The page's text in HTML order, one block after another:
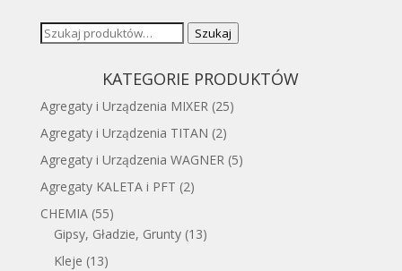
Szukaj: Szukaj
KATEGORIE PRODUKTÓW
Agregaty i Urządzenia MIXER (25)
Agregaty i Urządzenia TITAN (2)
Agregaty i Urządzenia WAGNER (5)
Agregaty KALETA i PFT (2)
CHEMIA (55)
Gipsy, Gładzie, Grunty (13)
Kleje (13)